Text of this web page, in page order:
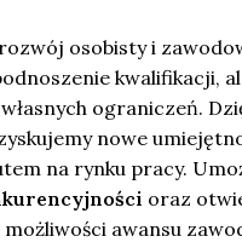
osobisty i
kwalifikacji,
ograniczeń.
nowe
na rynku pracy.
oraz
awansu